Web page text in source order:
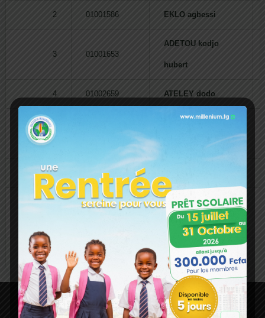
2 01001586 EKLO agbessi
3 01001653
ADETOU kodjo
hubert
4 01002659 ATELEY dodo
5
6 01003564
TOSSAH erica
rachel B.
01003832
LAMBONI
Yempabou
9 01004036 KONDO-ANI meheza
SIÈGE SOCIAL